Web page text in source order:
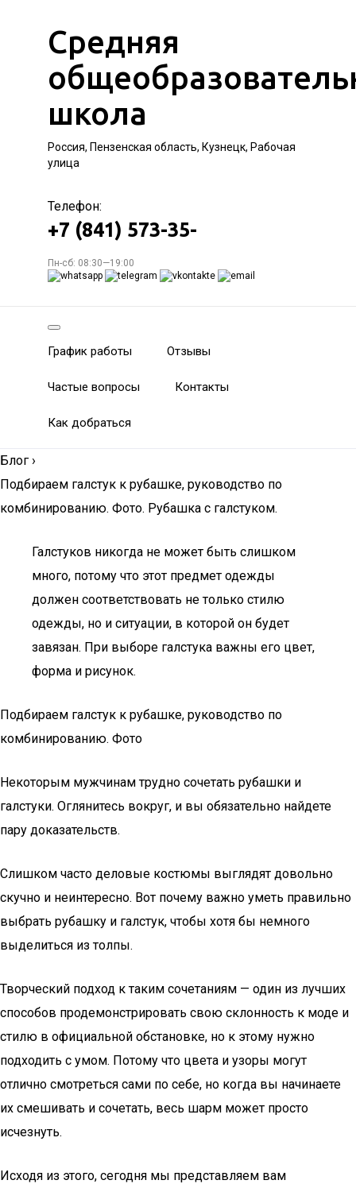
Средняя
школа
Россия, Пензенская область, Кузнецк, Рабочая
улица
Телефон:
+7 (841) 573-35-
Пн-сб: 08:30—19:00
График работы Отзывы
Частые вопросы Контакты
Как добраться
Блог ›
Подбираем галстук к рубашке, руководство по
комбинированию. Фото. Рубашка с галстуком.
Галстуков никогда не может быть слишком
много, потому что этот предмет одежды
должен соответствовать не только стилю
одежды, но и ситуации, в которой он будет
завязан. При выборе галстука важны его цвет,
форма и рисунок.
Подбираем галстук к рубашке, руководство по
комбинированию. Фото
Некоторым мужчинам трудно сочетать рубашки и
галстуки. Оглянитесь вокруг, и вы обязательно найдете
пару доказательств.
Слишком часто деловые костюмы выглядят довольно
скучно и неинтересно. Вот почему важно уметь правильно
выбрать рубашку и галстук, чтобы хотя бы немного
выделиться из толпы.
Творческий подход к таким сочетаниям — один из лучших
способов продемонстрировать свою склонность к моде и
стилю в официальной обстановке, но к этому нужно
подходить с умом. Потому что цвета и узоры могут
отлично смотреться сами по себе, но когда вы начинаете
их смешивать и сочетать, весь шарм может просто
исчезнуть.
Исходя из этого, сегодня мы представляем вам